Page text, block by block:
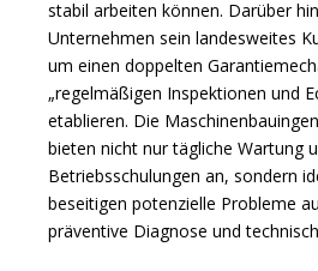
stabil arbeiten können. Darüber
Unternehmen sein landesweites
um einen doppelten
„regelmäßigen Inspektionen und
etablieren. Die
bieten nicht nur tägliche Wartung
Betriebsschulungen an, sondern
beseitigen potenzielle Probleme
präventive Diagnose und